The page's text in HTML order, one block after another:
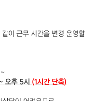
이 근무 시간을 변경 운영할
오후 5시 (1시간 단축)